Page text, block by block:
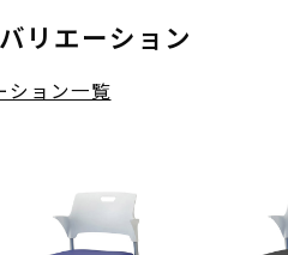
リエーション
ション一覧